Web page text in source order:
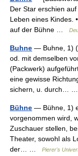
Der Star erschien
Leben eines Kindes.
auf der Bühne …
Buhne — Buhne, 1)
od. mit demselben
(Packwerk)
eine gewisse
sichern, u. durch…
Bühne — Bühne, 1)
vorgenommen wird,
Zuschauer stellen,
Theater, sowohl als
der… …
Pierer's